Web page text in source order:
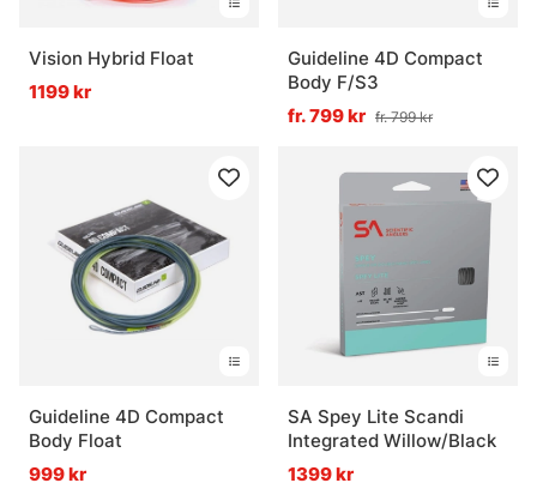
Vision Hybrid Float
1199 kr
Guideline 4D Compact
Body F/S3
fr. 799 kr fr. 799 kr
Guideline 4D Compact
Body Float
999 kr
SA Spey Lite Scandi
Integrated Willow/Black
1399 kr